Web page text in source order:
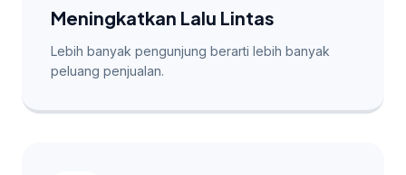
Meningkatkan Lalu Lintas
Lebih banyak pengunjung berarti lebih banyak
peluang penjualan.